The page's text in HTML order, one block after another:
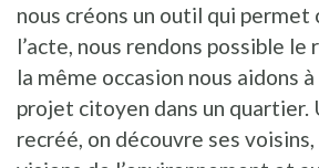
nous créons un outil qui permet
l’acte, nous rendons possible le
la même occasion nous aidons
projet citoyen dans un quartier.
recréé, on découvre ses